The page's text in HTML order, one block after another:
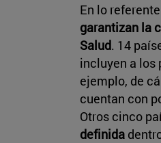
En lo
garantizan la
Salud. 14
incluyen a los
ejemplo, de
cuentan con
Otros cinco
definida